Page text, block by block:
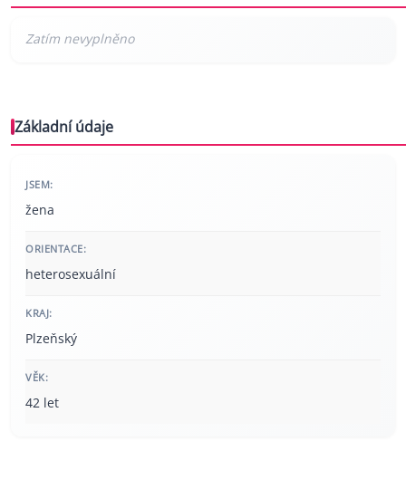
Základní údaje
JSEM:
žena
ORIENTACE:
heterosexuální
KRAJ:
Plzeňský
VĚK:
42 let